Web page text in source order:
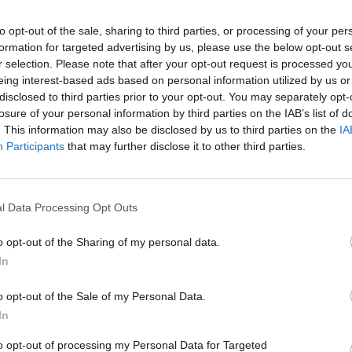
opt-out of the sale, sharing to third parties, or processing of your
for targeted advertising by us, please use the below opt-out
selection. Please note that after your opt-out request is processed
interest-based ads based on personal information utilized by us
to third parties prior to your opt-out. You may separately
of your personal information by third parties on the IAB’s list of
This information may also be disclosed by us to third parties on the
Participants that may further disclose it to other third parties.
Data Processing Opt Outs
opt-out of the Sharing of my personal data.
opt-out of the Sale of my Personal Data.
opt-out of processing my Personal Data for Targeted
ZOBACZ HISTORIĘ
FUTBOLU W CZASACH
OKUPACJI [FILM]
7 sierpnia 2015 21:47
opowiada nam historię zapisaną nie tylko atramentem, ale
CZYTAJ
MECZ ZAKOŃCZONY,
2 maja 2015 19:02